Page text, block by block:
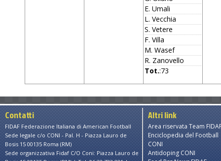
E. Umali
L. Vecchia
S. Vetere
F. Villa
M. Wasef
R. Zanovello
Tot.:73
Contatti
FIDAF Federazione Italiana di American Football
Sede legale c/o CONI - Pal. H - Piazza Lauro de
Bosis 15 00135 Roma (RM)
Sede organizzativa Fidaf C/O Coni: Piazza Lauro de
Altri link
Area riservata Team
Enciclopedia del Football
CONI
Antidoping CONI